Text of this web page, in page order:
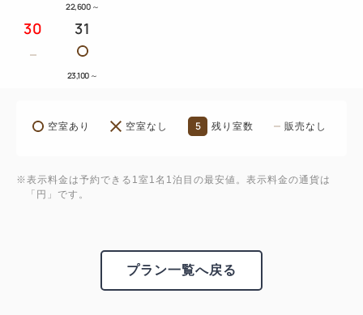
22,600 ～
30 31
23,100 ～
空室あり 空室なし 5 残り室数 販売なし
※表示料金は予約できる1室1名1泊目の最安値。表示料金の通貨は
「円」です。
プラン一覧へ戻る